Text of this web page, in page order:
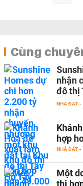
Cùng
nhận
đô thị
NHÀ ĐẤT -
hợp
NHÀ ĐẤT -
Một
thị